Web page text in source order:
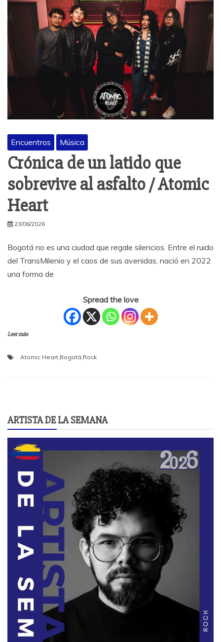
Encuentros Música
Crónica de un latido que
sobrevive al asfalto / Atomic
Heart
23/06/2026
Bogotá no es una ciudad que regale silencios. Entre el ruido
del TransMilenio y el caos de sus avenidas, nació en 2022
una forma de
Spread the love
Leer más
Atomic Heart Bogotá Rock
ARTISTA DE LA SEMANA